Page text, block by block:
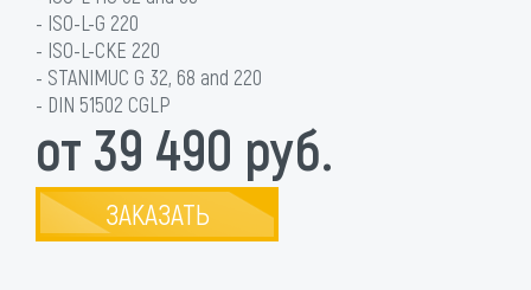
- ISO-L-G 220
- ISO-L-CKE 220
- STANIMUC G 32, 68 and 220
- DIN 51502 CGLP
от 39 490 руб.
ЗАКАЗАТЬ